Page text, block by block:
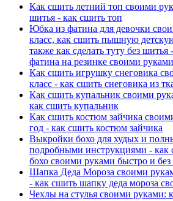
Как сшить летний топ своими
шитья - как сшить топ
Юбка из фатина для девочки
класс, как сшить пышную
также как сделать туту без
фатина на резинке своими
Как сшить игрушку снеговика
класс - как сшить снеговика из
Как сшить купальник своими
как сшить купальник
Как сшить костюм зайчика
год - как сшить костюм зайчика
Выкройки бохо для худых и
подробными инструкциями - как
бохо своими руками быстро и
Шапка Деда Мороза своими
- как сшить шапку деда мороза
Чехлы на стулья своими руками: